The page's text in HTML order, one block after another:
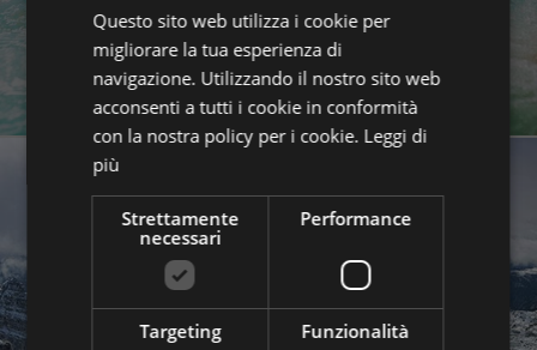
SCOPRI DI PIÙ
FOTO GALLERY
Questo sito web utilizza i cookie per
migliorare la tua esperienza di
navigazione. Utilizzando il nostro sito web
acconsenti a tutti i cookie in conformità
con la nostra policy per i cookie. Leggi di
più
Strettamente
necessari
Performance
Targeting Funzionalità